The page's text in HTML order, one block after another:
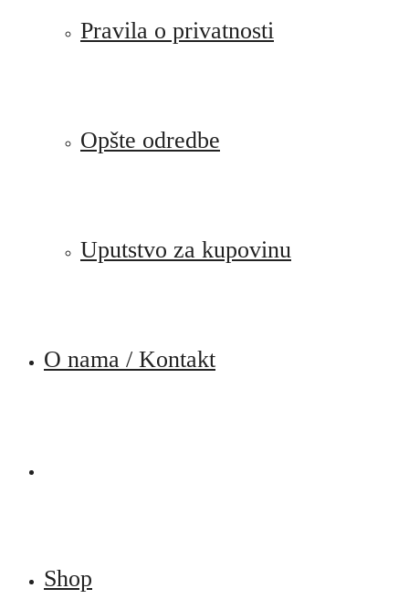
Pravila o privatnosti
Opšte odredbe
Uputstvo za kupovinu
O nama / Kontakt
Shop